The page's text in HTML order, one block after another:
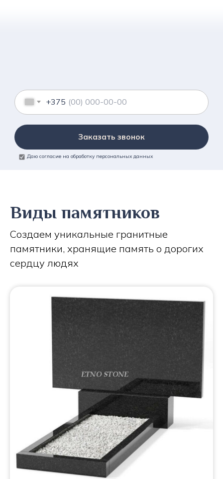
+375
Заказать звонок
Даю согласие на обработку персональных данных
Виды памятников
Создаем уникальные гранитные
памятники, хранящие память о дорогих
сердцу людях